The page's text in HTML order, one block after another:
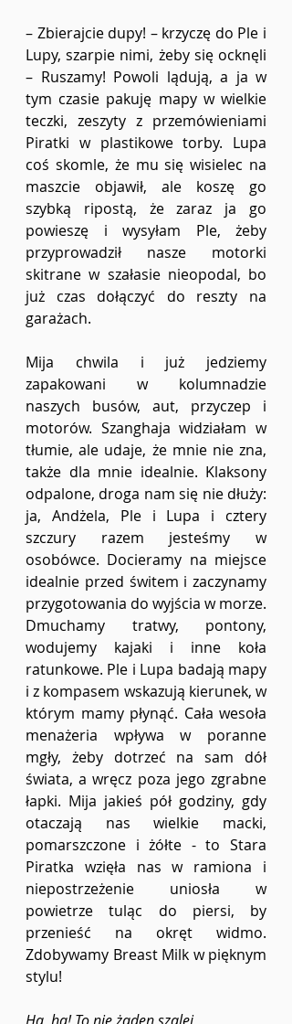
– Zbierajcie dupy! – krzyczę do Ple i
Lupy, szarpie nimi, żeby się ocknęli
– Ruszamy! Powoli lądują, a ja w
tym czasie pakuję mapy w wielkie
teczki, zeszyty z przemówieniami
Piratki w plastikowe torby. Lupa
coś skomle, że mu się wisielec na
maszcie objawił, ale koszę go
szybką ripostą, że zaraz ja go
powieszę i wysyłam Ple, żeby
przyprowadził nasze motorki
skitrane w szałasie nieopodal, bo
już czas dołączyć do reszty na
garażach.
Mija chwila i już jedziemy
zapakowani w kolumnadzie
naszych busów, aut, przyczep i
motorów. Szanghaja widziałam w
tłumie, ale udaje, że mnie nie zna,
także dla mnie idealnie. Klaksony
odpalone, droga nam się nie dłuży:
ja, Andżela, Ple i Lupa i cztery
szczury razem jesteśmy w
osobówce. Docieramy na miejsce
idealnie przed świtem i zaczynamy
przygotowania do wyjścia w morze.
Dmuchamy tratwy, pontony,
wodujemy kajaki i inne koła
ratunkowe. Ple i Lupa badają mapy
i z kompasem wskazują kierunek, w
którym mamy płynąć. Cała wesoła
menażeria wpływa w poranne
mgły, żeby dotrzeć na sam dół
świata, a wręcz poza jego zgrabne
łapki. Mija jakieś pół godziny, gdy
otaczają nas wielkie macki,
pomarszczone i żółte - to Stara
Piratka wzięła nas w ramiona i
niepostrzeżenie uniosła w
powietrze tuląc do piersi, by
przenieść na okręt widmo.
Zdobywamy Breast Milk w pięknym
stylu!